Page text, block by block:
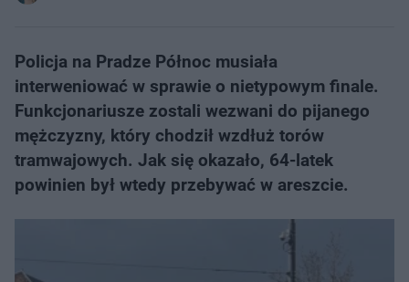
Policja na Pradze Północ musiała
interweniować w sprawie o nietypowym finale.
Funkcjonariusze zostali wezwani do pijanego
mężczyzny, który chodził wzdłuż torów
tramwajowych. Jak się okazało, 64-latek
powinien był wtedy przebywać w areszcie.